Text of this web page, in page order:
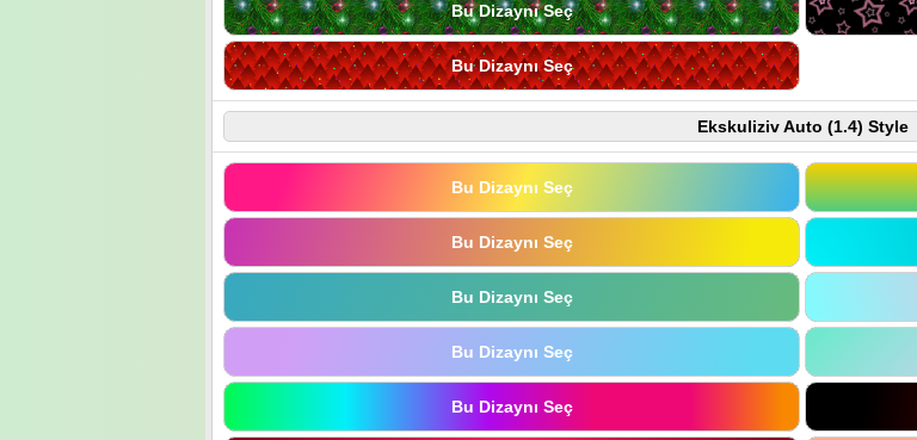
Bu Dizaynı Seç
Bu Dizaynı Seç
Ekskuliziv Auto (1.4) Style
Bu Dizaynı Seç
Bu Dizaynı Seç
Bu Dizaynı Seç
Bu Dizaynı Seç
Bu Dizaynı Seç